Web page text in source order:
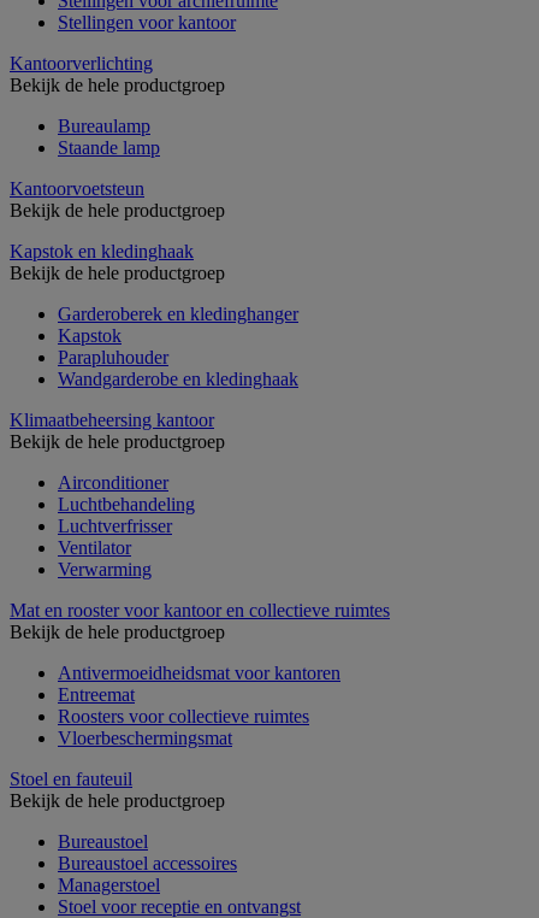
Stellingen voor kantoor
Kantoorverlichting
Bekijk de hele productgroep
Bureaulamp
Staande lamp
Kantoorvoetsteun
Bekijk de hele productgroep
Kapstok en kledinghaak
Bekijk de hele productgroep
Garderoberek en kledinghanger
Kapstok
Parapluhouder
Wandgarderobe en kledinghaak
Klimaatbeheersing kantoor
Bekijk de hele productgroep
Airconditioner
Luchtbehandeling
Luchtverfrisser
Ventilator
Verwarming
Mat en rooster voor kantoor en collectieve ruimtes
Bekijk de hele productgroep
Antivermoeidheidsmat voor kantoren
Entreemat
Roosters voor collectieve ruimtes
Vloerbeschermingsmat
Stoel en fauteuil
Bekijk de hele productgroep
Bureaustoel
Bureaustoel accessoires
Managerstoel
Stoel voor receptie en ontvangst